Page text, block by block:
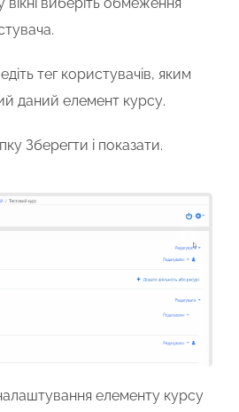
.
тег користувачів, яким
даний елемент курсу.
Зберегти і показати.
елементу курсу